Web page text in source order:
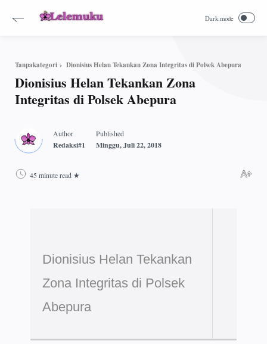
Tanpakategori Dionisius Helan Tekankan Zona Integritas di Polsek Abepura
Dionisius Helan Tekankan Zona
Integritas di Polsek Abepura
45 minute read
Dionisius Helan Tekankan
Zona Integritas di Polsek
Abepura